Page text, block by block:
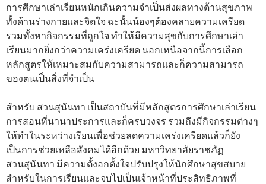
การศึกษาเล่าเรียนหนักเกินความจำเป็นส่งผลทางด้านสุขภาพ
ทั้งด้านร่างกายและจิตใจ ฉะนั้นน้องๆต้องคลายความเครียด
รวมทั้งหากิจกรรมที่ถูกใจ ทำให้มีความสุขกับการศึกษาเล่า
เรียนมากยิ่งกว่าความเคร่งเครียด นอกเหนือจากนี้การเลือก
หลักสูตรให้เหมาะสมกับความสามารถและก็ความสามารถ
ของตนเป็นสิ่งที่จำเป็น
สำหรับ สวนสุนันทา เป็นสถาบันที่มีหลักสูตรการศึกษาเล่าเรียน
การสอนที่นานาประการและก็ครบวงจร รวมถึงมีกิจกรรมต่างๆ
ให้ทำในระหว่างเรียนเพื่อช่วยลดความเคร่งเครียดแล้วก็ยัง
เป็นการช่วยเหลือสังคมได้อีกด้วย มหาวิทยาลัยราชภัฏ
สวนสุนันทา มีความตั้งอกตั้งใจปรับปรุงให้นักศึกษาสุขสบาย
สำหรับในการเรียนและจบไปเป็นเจ้าหน้าที่ประสิทธิภาพที่